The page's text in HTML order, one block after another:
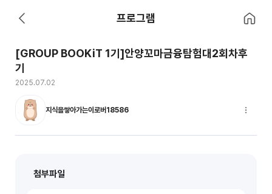
뒤로 가기 프로그램 홈으로 이
[GROUP BOOKiT 1기]안양꼬마금융탐험대2회차후
기
2025.07.02
지식을쌓아가는이로버18586 글 옵션
첨부파일